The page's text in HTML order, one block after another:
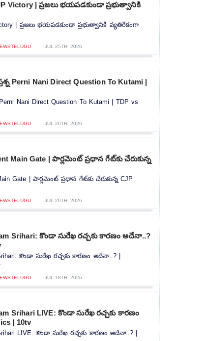
Victory | ప్రజలు భయపడకుండా ప్రభుత్వానికి
| ప్రజలు భయపడకుండా ప్రభుత్వానికి వ్యతిరేకంగా
JUL 25TH, 2026
Perni Nani Direct Question To Kutami |
Nani Direct Question To Kutami | TDP vs
JUL 20TH, 2026
Main Gate | పార్లమెంట్ ప్రధాన గేట్‌కు చేరుకున్న
Gate | పార్లమెంట్ ప్రధాన గేట్‌కు చేరుకున్న CJP
JUL 20TH, 2026
Srihari: కొండా సురేఖ రచ్చకు కారణం అదేనా..?
కొండా సురేఖ రచ్చకు కారణం అదేనా..? |
JUL 18TH, 2026
Srihari LIVE: కొండా సురేఖ రచ్చకు కారణం
| 10tv
LIVE: కొండా సురేఖ రచ్చకు కారణం అదేనా..? |